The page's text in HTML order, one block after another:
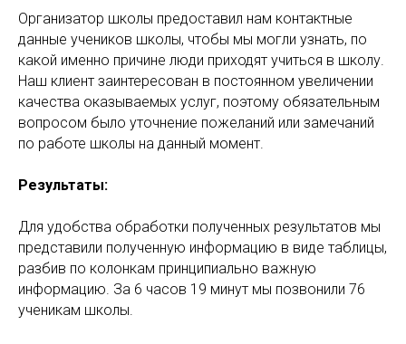
Организатор школы предоставил нам контактные
данные учеников школы, чтобы мы могли узнать, по
какой именно причине люди приходят учиться в школу.
Наш клиент заинтересован в постоянном увеличении
качества оказываемых услуг, поэтому обязательным
вопросом было уточнение пожеланий или замечаний
по работе школы на данный момент.
Результаты:
Для удобства обработки полученных результатов мы
представили полученную информацию в виде таблицы,
разбив по колонкам принципиально важную
информацию. За 6 часов 19 минут мы позвонили 76
ученикам школы.